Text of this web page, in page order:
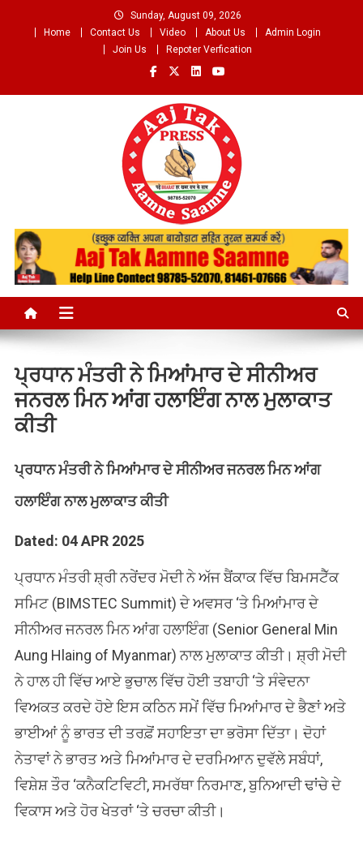
Sunday, August 09, 2026
Home
Contact Us Video About Us
Admin Login
Join Us
Repoter Verfication
Aaj Tak Aamne Saamne.com
ਪ੍ਰਧਾਨ ਮੰਤਰੀ ਨੇ ਮਿਆਂਮਾਰ ਦੇ ਸੀਨੀਅਰ
ਜਨਰਲ ਮਿਨ ਆਂਗ ਹਲਾਇੰਗ ਨਾਲ ਮੁਲਾਕਾਤ
ਕੀਤੀ
ਪ੍ਰਧਾਨ ਮੰਤਰੀ ਨੇ ਮਿਆਂਮਾਰ ਦੇ ਸੀਨੀਅਰ ਜਨਰਲ ਮਿਨ ਆਂਗ
ਹਲਾਇੰਗ ਨਾਲ ਮੁਲਾਕਾਤ ਕੀਤੀ
Dated: 04 APR 2025
ਪ੍ਰਧਾਨ ਮੰਤਰੀ ਸ਼੍ਰੀ ਨਰੇਂਦਰ ਮੋਦੀ ਨੇ ਅੱਜ ਬੈਂਕਾਕ ਵਿੱਚ ਬਿਮਸਟੈੱਕ
ਸਮਿਟ (BIMSTEC Summit) ਦੇ ਅਵਸਰ ‘ਤੇ ਮਿਆਂਮਾਰ ਦੇ
ਸੀਨੀਅਰ ਜਨਰਲ ਮਿਨ ਆਂਗ ਹਲਾਇੰਗ (Senior General Min
Aung Hlaing of Myanmar) ਨਾਲ ਮੁਲਾਕਾਤ ਕੀਤੀ। ਸ਼੍ਰੀ ਮੋਦੀ
ਨੇ ਹਾਲ ਹੀ ਵਿੱਚ ਆਏ ਭੁਚਾਲ ਵਿੱਚ ਹੋਈ ਤਬਾਹੀ ‘ਤੇ ਸੰਵੇਦਨਾ
ਵਿਅਕਤ ਕਰਦੇ ਹੋਏ ਇਸ ਕਠਿਨ ਸਮੇਂ ਵਿੱਚ ਮਿਆਂਮਾਰ ਦੇ ਭੈਣਾਂ ਅਤੇ
ਭਾਈਆਂ ਨੂੰ ਭਾਰਤ ਦੀ ਤਰਫ਼ੋਂ ਸਹਾਇਤਾ ਦਾ ਭਰੋਸਾ ਦਿੱਤਾ। ਦੋਹਾਂ
ਨੇਤਾਵਾਂ ਨੇ ਭਾਰਤ ਅਤੇ ਮਿਆਂਮਾਰ ਦੇ ਦਰਮਿਆਨ ਦੁਵੱਲੇ ਸਬੰਧਾਂ,
ਵਿਸ਼ੇਸ਼ ਤੌਰ ‘ਕਨੈਕਟਿਵਿਟੀ, ਸਮਰੱਥਾ ਨਿਰਮਾਣ, ਬੁਨਿਆਦੀ ਢਾਂਚੇ ਦੇ
ਵਿਕਾਸ ਅਤੇ ਹੋਰ ਖੇਤਰਾਂ ‘ਤੇ ਚਰਚਾ ਕੀਤੀ।